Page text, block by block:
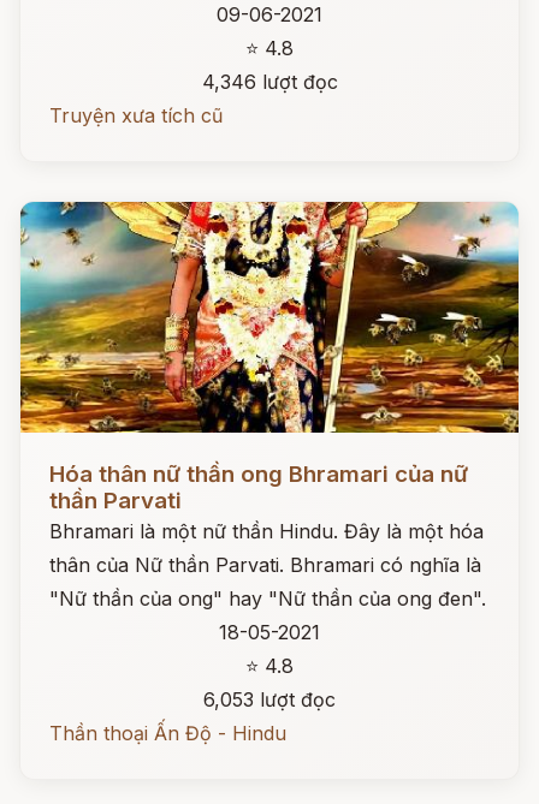
09-06-2021
⭐ 4.8
4,346 lượt đọc
Truyện xưa tích cũ
Hóa thân nữ thần ong Bhramari của nữ
thần Parvati
Bhramari là một nữ thần Hindu. Đây là một hóa
thân của Nữ thần Parvati. Bhramari có nghĩa là
"Nữ thần của ong" hay "Nữ thần của ong đen".
18-05-2021
⭐ 4.8
6,053 lượt đọc
Thần thoại Ấn Độ - Hindu